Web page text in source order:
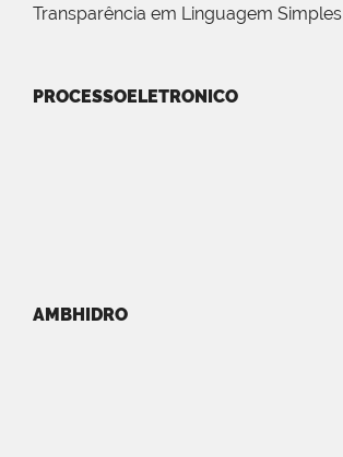
Transparência em Linguagem Simples
PROCESSOELETRONICO
AMBHIDRO